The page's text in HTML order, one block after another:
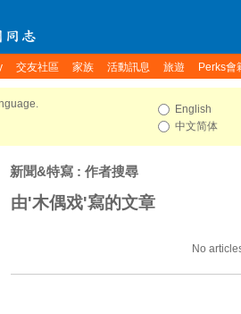
交友社區 家族 活動訊息 旅遊 Perks會
English
中文简体
新聞&特寫 : 作者搜尋
由'木偶戏'寫的文章
No